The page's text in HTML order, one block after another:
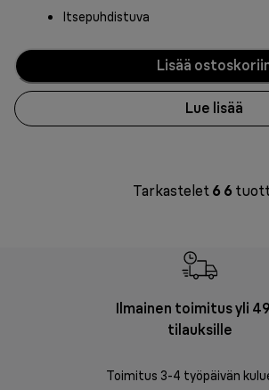
Itsepuhdistuva
Lisää
Lue lisää
Tarkastelet 6 6
Ilmainen toimitus yli
tilauksille
Toimitus 3-4 työpäivän